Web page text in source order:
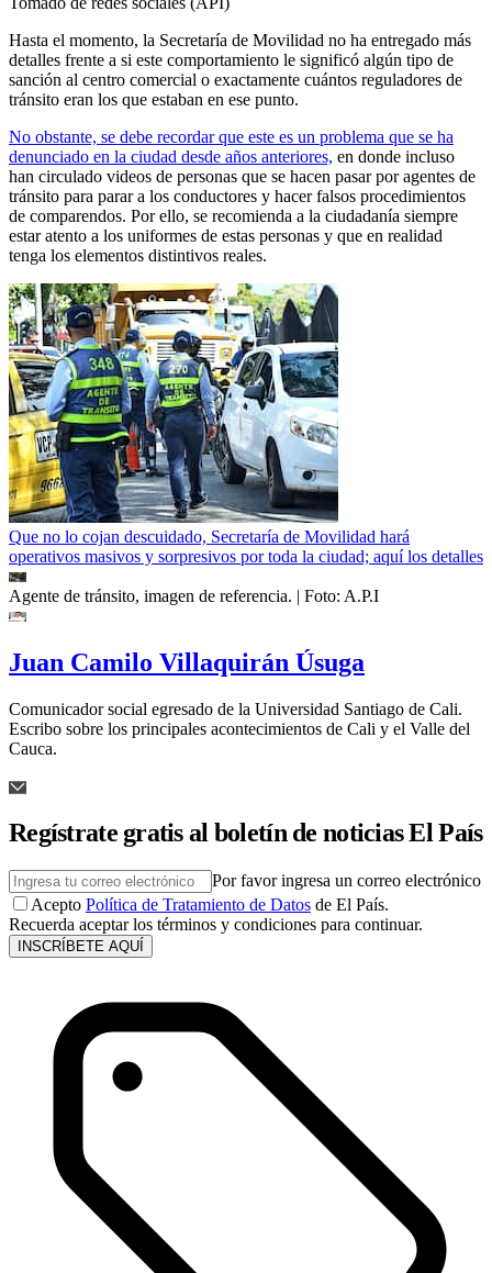
Hasta el momento, la Secretaría de Movilidad no ha entregado más
detalles frente a si este comportamiento le significó algún tipo de
sanción al centro comercial o exactamente cuántos reguladores de
tránsito eran los que estaban en ese punto.
No obstante, se debe recordar que este es un problema que se ha
denunciado en la ciudad desde años anteriores, en donde incluso
han circulado videos de personas que se hacen pasar por agentes de
tránsito para parar a los conductores y hacer falsos procedimientos
de comparendos. Por ello, se recomienda a la ciudadanía siempre
estar atento a los uniformes de estas personas y que en realidad
tenga los elementos distintivos reales.
Que no lo cojan descuidado, Secretaría de Movilidad hará
operativos masivos y sorpresivos por toda la ciudad; aquí los detalles
Agente de tránsito, imagen de referencia. | Foto: A.P.I
Juan Camilo Villaquirán Úsuga
Comunicador social egresado de la Universidad Santiago de Cali.
Escribo sobre los principales acontecimientos de Cali y el Valle del
Cauca.
Regístrate gratis al boletín de noticias El País
Por favor ingresa un correo electrónico
Acepto Política de Tratamiento de Datos de El País.
Recuerda aceptar los términos y condiciones para continuar.
INSCRÍBETE AQUÍ